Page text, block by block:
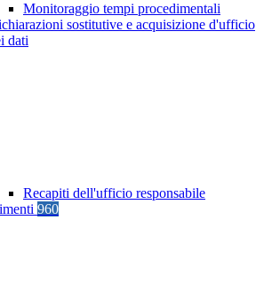
Monitoraggio tempi procedimentali
sostitutive e acquisizione d'ufficio
dati
Recapiti dell'ufficio responsabile
960